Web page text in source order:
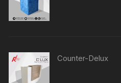
Counter-Delux